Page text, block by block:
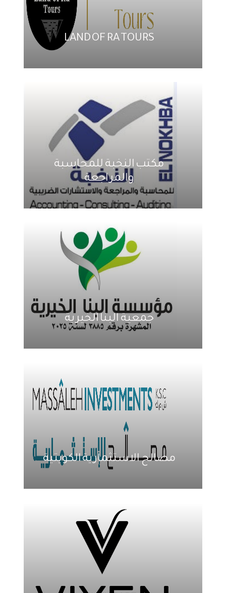
LAND OF RA TOURS
مكتب النخبة للمحاسبة
والمراجعة
جمعية البنا الخيرية
مصالح الاستثمارية الكويتية